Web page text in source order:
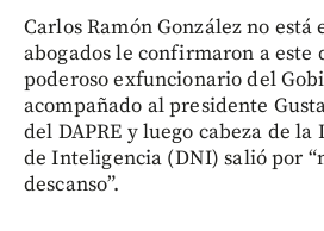
Carlos Ramón González no está
abogados le confirmaron a este
poderoso exfuncionario del
acompañado al presidente
del DAPRE y luego cabeza de
de Inteligencia (DNI) salió por
descanso”.